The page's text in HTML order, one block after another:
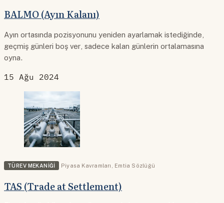
BALMO (Ayın Kalanı)
Ayın ortasında pozisyonunu yeniden ayarlamak istediğinde,
geçmiş günleri boş ver, sadece kalan günlerin ortalamasına
oyna.
15 Ağu 2024
TÜREV MEKANIĞI Piyasa Kavramları Emtia Sözlüğü
TAS (Trade at Settlement)